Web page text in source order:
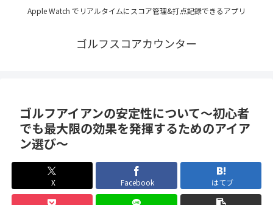
Apple Watch でリアルタイムにスコア管理&打点記録できるアプリ
ゴルフスコアカウンター
ゴルフアイアンの安定性について～初心者
でも最大限の効果を発揮するためのアイア
ン選び～
X Facebook はてブ